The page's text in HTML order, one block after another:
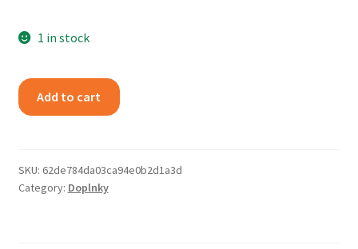
1 in stock
Sklenená
fľaša
obalom
quantity
Add to cart
SKU: 62de784da03ca94e0b2d1a3d
Category: Doplnky